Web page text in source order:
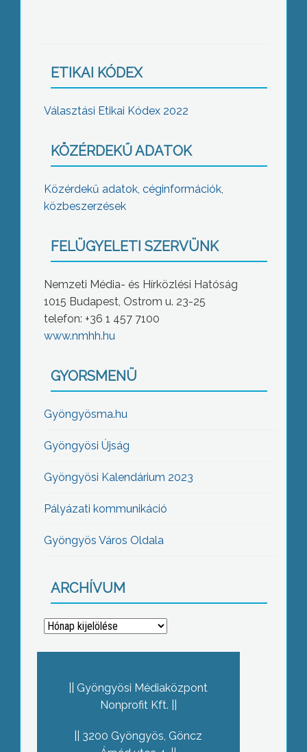
ETIKAI KÓDEX
Választási Etikai Kódex 2022
KÖZÉRDEKŰ ADATOK
Közérdekű adatok, céginformációk,
közbeszerzések
FELÜGYELETI SZERVÜNK
Nemzeti Média- és Hírközlési Hatóság
1015 Budapest, Ostrom u. 23-25
telefon: +36 1 457 7100
www.nmhh.hu
GYORSMENÜ
Gyöngyösma.hu
Gyöngyösi Újság
Gyöngyösi Kalendárium 2023
Pályázati kommunikáció
Gyöngyös Város Oldala
ARCHÍVUM
Archívum
Gyöngyösi Médiaközpont
Nonprofit Kft.
3200 Gyöngyös, Göncz